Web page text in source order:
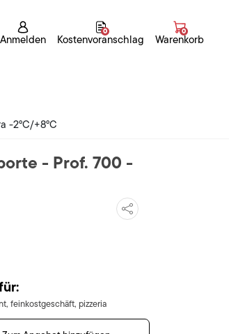
Anmelden Kostenvoranschlag
0
Warenkorb
0
-2°C/+8°C
- Prof. 700 -
feinkostgeschäft, pizzeria